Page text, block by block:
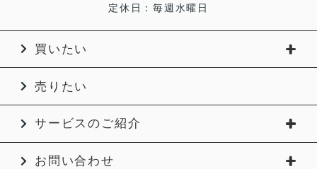
定休日：毎週水曜日
買いたい
売りたい
サービスのご紹介
お問い合わせ